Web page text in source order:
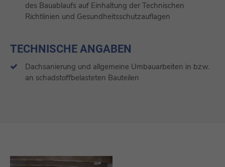
des Bauablaufs auf Einhaltung der Technischen
Richtlinien und Gesundheitsschutzauflagen
TECHNISCHE ANGABEN
Dachsanierung und allgemeine Umbauarbeiten in bzw.
an schadstoffbelasteten Bauteilen